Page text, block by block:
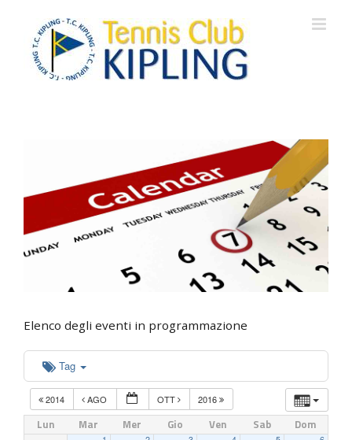
contenuto
Elenco degli eventi in programmazione
Tag
2014 AGO OTT 2016
Lun Mar Mer Gio Ven Sab Dom